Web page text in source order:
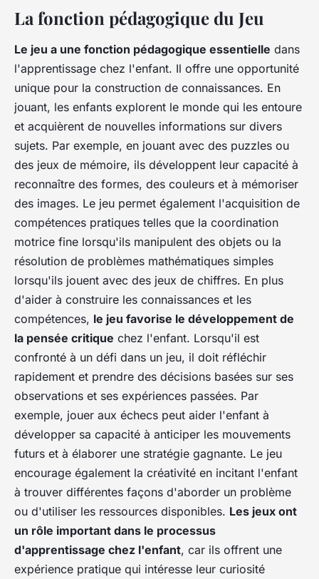
La fonction pédagogique du Jeu
Le jeu a une fonction pédagogique essentielle dans
l'apprentissage chez l'enfant. Il offre une opportunité
unique pour la construction de connaissances. En
jouant, les enfants explorent le monde qui les entoure
et acquièrent de nouvelles informations sur divers
sujets. Par exemple, en jouant avec des puzzles ou
des jeux de mémoire, ils développent leur capacité à
reconnaître des formes, des couleurs et à mémoriser
des images. Le jeu permet également l'acquisition de
compétences pratiques telles que la coordination
motrice fine lorsqu'ils manipulent des objets ou la
résolution de problèmes mathématiques simples
lorsqu'ils jouent avec des jeux de chiffres. En plus
d'aider à construire les connaissances et les
compétences, le jeu favorise le développement de
la pensée critique chez l'enfant. Lorsqu'il est
confronté à un défi dans un jeu, il doit réfléchir
rapidement et prendre des décisions basées sur ses
observations et ses expériences passées. Par
exemple, jouer aux échecs peut aider l'enfant à
développer sa capacité à anticiper les mouvements
futurs et à élaborer une stratégie gagnante. Le jeu
encourage également la créativité en incitant l'enfant
à trouver différentes façons d'aborder un problème
ou d'utiliser les ressources disponibles. Les jeux ont
un rôle important dans le processus
d'apprentissage chez l'enfant, car ils offrent une
expérience pratique qui intéresse leur curiosité